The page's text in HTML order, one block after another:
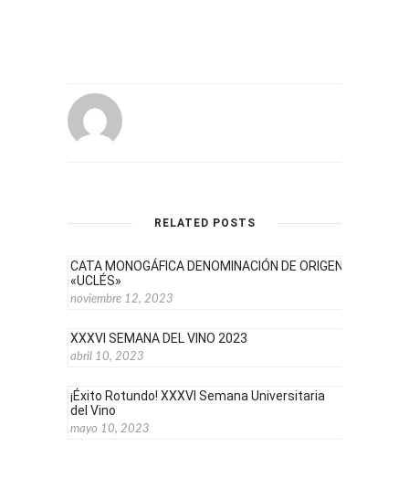
RELATED POSTS
CATA MONOGÁFICA DENOMINACIÓN DE ORIGEN
«UCLÉS»
noviembre 12, 2023
XXXVI SEMANA DEL VINO 2023
abril 10, 2023
¡Éxito Rotundo! XXXVI Semana Universitaria
del Vino
mayo 10, 2023